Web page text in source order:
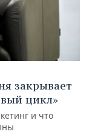
закрывает
цикл»
и что